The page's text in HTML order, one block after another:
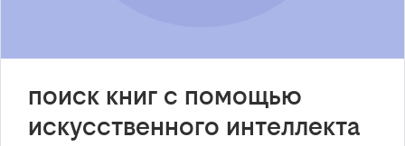
поиск книг с помощью
искусственного интеллекта